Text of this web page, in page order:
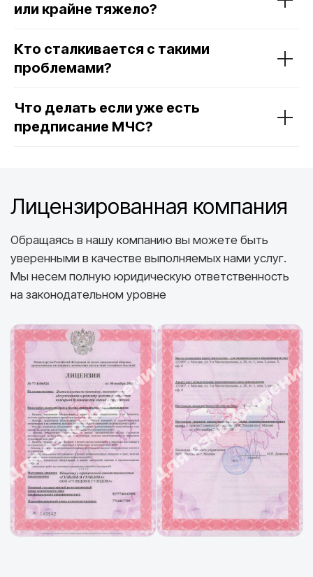
или крайне тяжело?
Кто сталкивается с такими
проблемами?
Что делать если уже есть
предписание МЧС?